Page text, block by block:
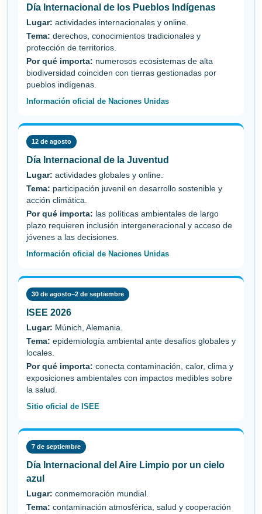
Día Internacional de los Pueblos Indígenas
Lugar: actividades internacionales y online.
Tema: derechos, conocimientos tradicionales y
protección de territorios.
Por qué importa: numerosos ecosistemas de alta
biodiversidad coinciden con tierras gestionadas por
pueblos indígenas.
Información oficial de Naciones Unidas
12 de agosto
Día Internacional de la Juventud
Lugar: actividades globales y online.
Tema: participación juvenil en desarrollo sostenible y
acción climática.
Por qué importa: las políticas ambientales de largo
plazo requieren inclusión intergeneracional y acceso de
jóvenes a las decisiones.
Información oficial de Naciones Unidas
30 de agosto–2 de septiembre
ISEE 2026
Lugar: Múnich, Alemania.
Tema: epidemiología ambiental ante desafíos globales y
locales.
Por qué importa: conecta contaminación, calor, clima y
exposiciones ambientales con impactos medibles sobre
la salud.
Sitio oficial de ISEE
7 de septiembre
Día Internacional del Aire Limpio por un cielo
azul
Lugar: conmemoración mundial.
Tema: contaminación atmosférica, salud y cooperación